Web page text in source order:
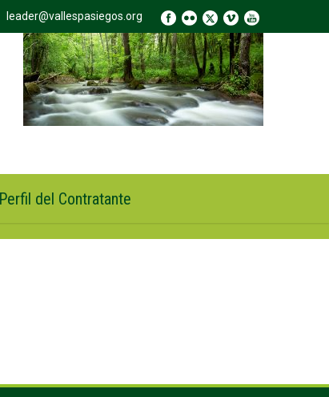
leader@vallespasiegos.org
Perfil del Contratante